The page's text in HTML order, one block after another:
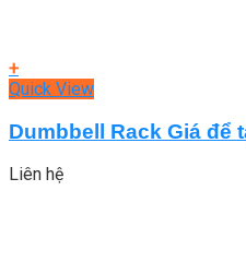
+
Quick View
Dumbbell Rack Giá để
Liên hệ